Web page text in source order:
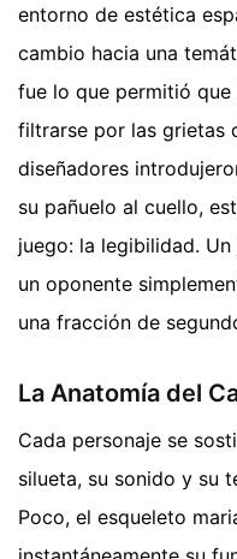
entorno de estética
cambio hacia una
fue lo que permitió que
filtrarse por las grietas
diseñadores
su pañuelo al cuello,
juego: la legibilidad.
un oponente
una fracción de
La Anatomía del
Cada personaje se
silueta, su sonido y su
Poco, el esqueleto